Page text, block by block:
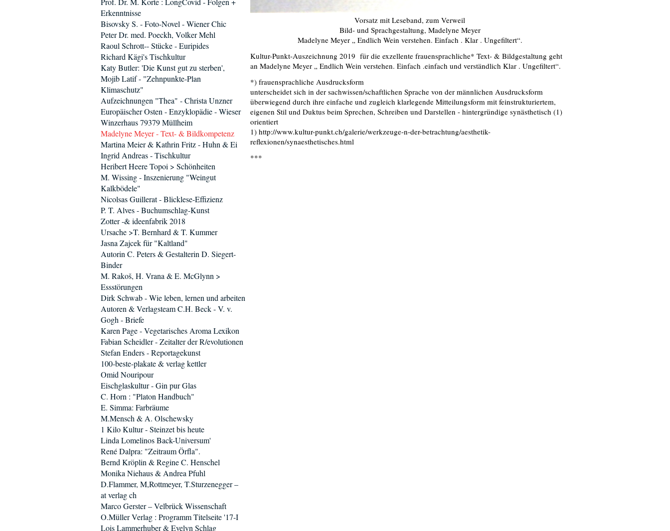
Vorsatz mit Leseband, zum Verweil
Bild- und Sprachgestaltung, Madelyne Meyer
Madelyne Meyer „ Endlich Wein verstehen. Einfach . Klar . Ungefiltert“.
Kultur-Punkt-Auszeichnung 2019 für die exzellente frauensprachliche* Text- & Bildgestaltung geht
an Madelyne Meyer „ Endlich Wein verstehen. Einfach .einfach und verständlich Klar . Ungefiltert“.
*) frauensprachliche Ausdrucksform
unterscheidet sich in der sachwissen/schaftlichen Sprache von der männlichen Ausdrucksform
überwiegend durch ihre einfache und zugleich klarlegende Mitteilungsform mit feinstrukturiertem,
eigenen Stil und Duktus beim Sprechen, Schreiben und Darstellen - hintergründige synästhetisch (1)
orientiert
1) http://www.kultur-punkt.ch/galerie/werkzeuge-n-der-betrachtung/aesthetik-
reflexionen/synaesthetisches.html
***
Erkenntnisse
Bisovsky S. - Foto-Novel - Wiener Chic
Peter Dr. med. Poeckh, Volker Mehl
Raoul Schrott-- Stücke - Euripides
Richard Kägi's Tischkultur
Katy Butler: 'Die Kunst gut zu sterben',
Mojib Latif - "Zehnpunkte-Plan
Klimaschutz"
Aufzeichnungen "Thea" - Christa Unzner
Europäischer Osten - Enzyklopädie - Wieser
Winzerhaus 79379 Müllheim
Madelyne Meyer - Text- & Bildkompetenz
Martina Meier & Kathrin Fritz - Huhn & Ei
Ingrid Andreas - Tischkultur
Heribert Heere Topoi > Schönheiten
M. Wissing - Inszenierung "Weingut
Kalkbödele"
Nicolsas Guillerat - Blicklese-Effizienz
P. T. Alves - Buchumschlag-Kunst
Zotter -& ideenfabrik 2018
Ursache >T. Bernhard & T. Kummer
Jasna Zajcek für "Kaltland"
Autorin C. Peters & Gestalterin D. Siegert-
Binder
M. Rakoš, H. Vrana & E. McGlynn >
Essstörungen
Dirk Schwab - Wie leben, lernen und arbeiten
Autoren & Verlagsteam C.H. Beck - V. v.
Gogh - Briefe
Karen Page - Vegetarisches Aroma Lexikon
Fabian Scheidler - Zeitalter der R/evolutionen
Stefan Enders - Reportagekunst
100-beste-plakate & verlag kettler
Omid Nouripour
Eischglaskultur - Gin pur Glas
C. Horn : "Platon Handbuch"
E. Simma: Farbräume
M.Mensch & A. Olschewsky
1 Kilo Kultur - Steinzet bis heute
Linda Lomelinos Back-Universum'
René Dalpra: "Zeitraum Örfla".
Bernd Kröplin & Regine C. Henschel
Monika Niehaus & Andrea Pfuhl
D.Flammer, M,Rottmeyer, T.Sturzenegger –
at verlag ch
Marco Gerster – Velbrück Wissenschaft
O.Müller Verlag : Programm Titelseite '17-I
Lois Lammerhuber & Evelyn Schlag